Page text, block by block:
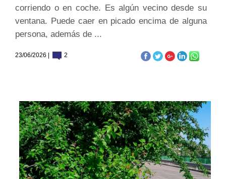
corriendo o en coche. Es algún vecino desde su
ventana. Puede caer en picado encima de alguna
persona, además de ...
23/06/2026 | 2